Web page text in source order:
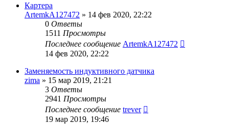
Картера
ArtemkA127472 » 14 фев 2020, 22:22
0 Ответы
1511 Просмотры
Последнее сообщение ArtemkA127472
14 фев 2020, 22:22
Заменяемость индуктивного датчика
zima » 15 мар 2019, 21:21
3 Ответы
2941 Просмотры
Последнее сообщение trever
19 мар 2019, 19:46